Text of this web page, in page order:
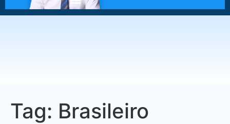
Tag: Brasileiro